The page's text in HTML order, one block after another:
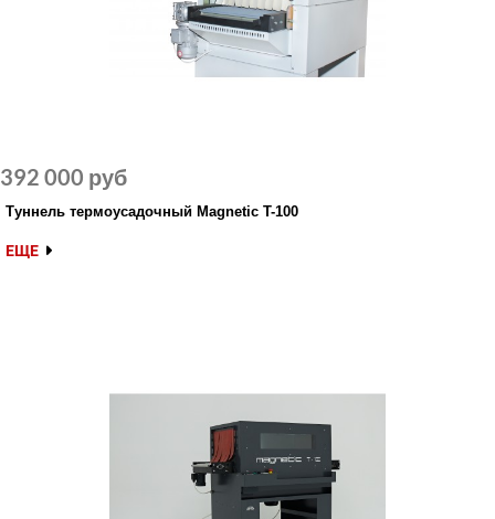
Туннель термоусадочный Magnetic T-100
392 000 руб
ЕЩЕ